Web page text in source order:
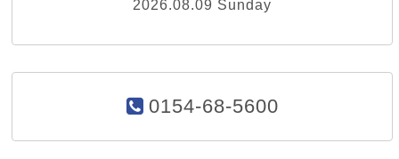
2026.08.09 Sunday
0154-68-5600